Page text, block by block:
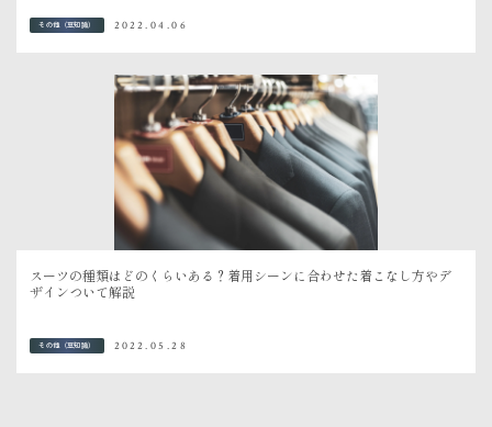
その他（豆知識） 2022.04.06
スーツの種類はどのくらいある？着用シーンに合わせた着こなし方やデ
ザインついて解説
その他（豆知識） 2022.05.28